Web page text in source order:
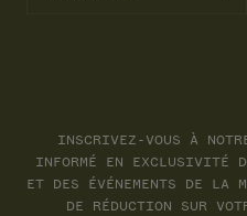
INSCRIVEZ-VOUS À
INFORMÉ EN EXCLUSIVITÉ
ET DES ÉVÉNEMENTS DE LA
DE RÉDUCTION SUR